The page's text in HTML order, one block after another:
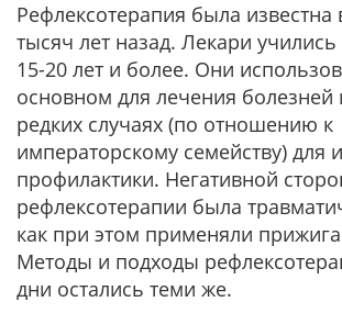
Рефлексотерапия была
тысяч лет назад. Лекари учились
15-20 лет и более. Они
основном для лечения болезней
редких случаях (по отношению к
императорскому семейству) для
профилактики. Негативной
рефлексотерапии была
как при этом применяли
Методы и подходы
дни остались теми же.